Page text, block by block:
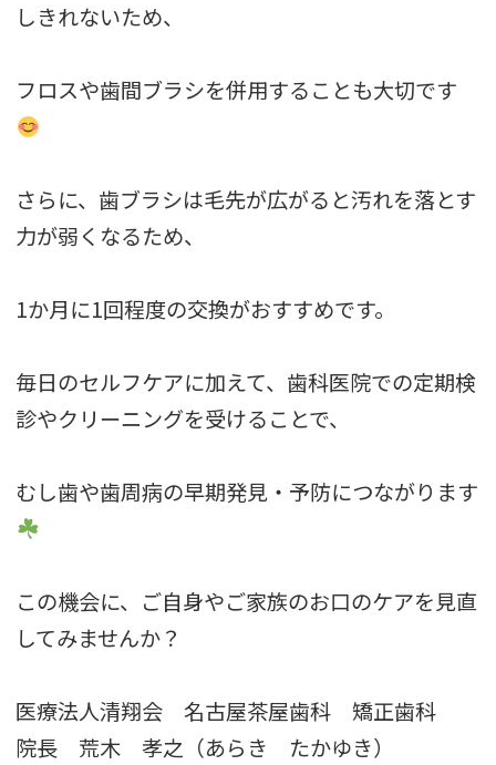
しきれないため、
フロスや歯間ブラシを併用することも大切です
さらに、歯ブラシは毛先が広がると汚れを落とす
力が弱くなるため、
1か月に1回程度の交換がおすすめです。
毎日のセルフケアに加えて、歯科医院での定期検
診やクリーニングを受けることで、
むし歯や歯周病の早期発見・予防につながります
この機会に、ご自身やご家族のお口のケアを見直
してみませんか？
医療法人清翔会 名古屋茶屋歯科 矯正歯科
院長 荒木 孝之（あらき たかゆき）